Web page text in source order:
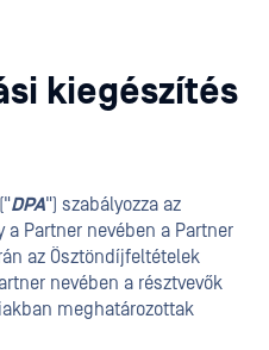
kiegészítés
DPA") szabályozza az
a Partner nevében a Partner
az Ösztöndíjfeltételek
nevében a résztvevők
meghatározottak